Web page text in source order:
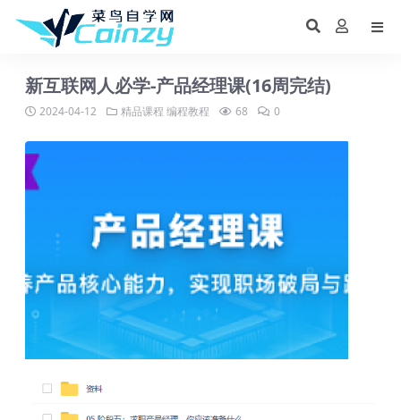
新互联网人必学-产品经理课(16周完结)
2024-04-12 精品课程 编程教程 68 0